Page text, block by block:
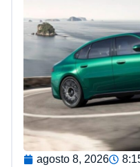
agosto 8, 2026